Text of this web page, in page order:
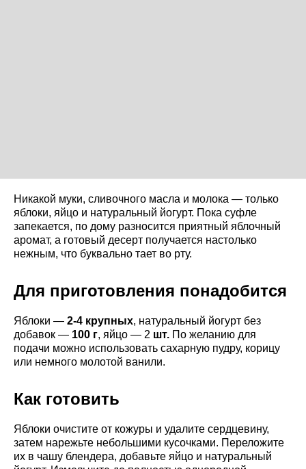
Никакой муки, сливочного масла и молока — только
яблоки, яйцо и натуральный йогурт. Пока суфле
запекается, по дому разносится приятный яблочный
аромат, а готовый десерт получается настолько
нежным, что буквально тает во рту.
Для приготовления понадобится
Яблоки — 2-4 крупных, натуральный йогурт без
добавок — 100 г, яйцо — 2 шт. По желанию для
подачи можно использовать сахарную пудру, корицу
или немного молотой ванили.
Как готовить
Яблоки очистите от кожуры и удалите сердцевину,
затем нарежьте небольшими кусочками. Переложите
их в чашу блендера, добавьте яйцо и натуральный